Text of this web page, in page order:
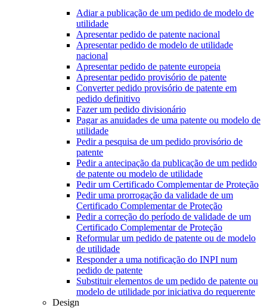
Adiar a publicação de um pedido de modelo de
utilidade
Apresentar pedido de patente nacional
Apresentar pedido de modelo de utilidade
nacional
Apresentar pedido de patente europeia
Apresentar pedido provisório de patente
Converter pedido provisório de patente em
pedido definitivo
Fazer um pedido divisionário
Pagar as anuidades de uma patente ou modelo de
utilidade
Pedir a pesquisa de um pedido provisório de
patente
Pedir a antecipação da publicação de um pedido
de patente ou modelo de utilidade
Pedir um Certificado Complementar de Proteção
Pedir uma prorrogação da validade de um
Certificado Complementar de Proteção
Pedir a correção do período de validade de um
Certificado Complementar de Proteção
Reformular um pedido de patente ou de modelo
de utilidade
Responder a uma notificação do INPI num
pedido de patente
Substituir elementos de um pedido de patente ou
modelo de utilidade por iniciativa do requerente
Design